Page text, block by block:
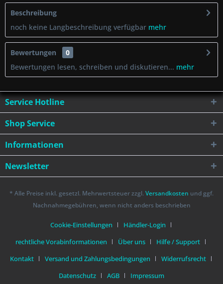
Beschreibung
noch keine Langbeschreibung verfügbar mehr
Bewertungen
0
Bewertungen lesen, schreiben und diskutieren... mehr
Service Hotline
Shop Service
Informationen
Newsletter
* Alle Preise inkl. gesetzl. Mehrwertsteuer zzgl. Versandkosten und ggf.
Nachnahmegebühren, wenn nicht anders beschrieben
Cookie-Einstellungen
Händler-Login
rechtliche Vorabinformationen
Über uns
Hilfe / Support
Kontakt
Versand und Zahlungsbedingungen
Widerrufsrecht
Datenschutz
AGB Impressum